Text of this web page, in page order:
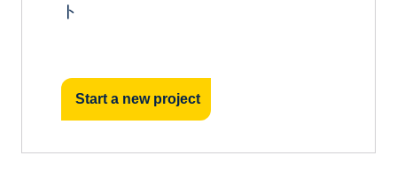
ト
Start a new project